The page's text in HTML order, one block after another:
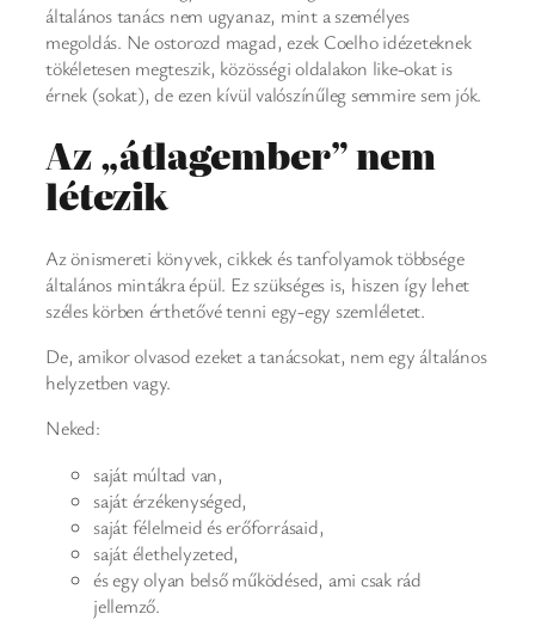
általános tanács nem ugyanaz, mint a személyes
megoldás. Ne ostorozd magad, ezek Coelho idézeteknek
tökéletesen megteszik, közösségi oldalakon like-okat is
érnek (sokat), de ezen kívül valószínűleg semmire sem jók.
Az „átlagember” nem
létezik
Az önismereti könyvek, cikkek és tanfolyamok többsége
általános mintákra épül. Ez szükséges is, hiszen így lehet
széles körben érthetővé tenni egy-egy szemléletet.
De, amikor olvasod ezeket a tanácsokat, nem egy általános
helyzetben vagy.
Neked:
saját múltad van,
saját érzékenységed,
saját félelmeid és erőforrásaid,
saját élethelyzeted,
és egy olyan belső működésed, ami csak rád
jellemző.